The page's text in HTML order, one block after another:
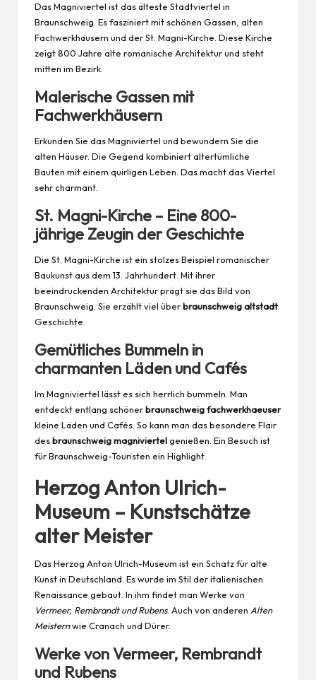
Das Magniviertel ist das älteste Stadtviertel in
Braunschweig. Es fasziniert mit schönen Gassen, alten
Fachwerkhäusern und der St. Magni-Kirche. Diese Kirche
zeigt 800 Jahre alte romanische Architektur und steht
mitten im Bezirk.
Malerische Gassen mit
Fachwerkhäusern
Erkunden Sie das Magniviertel und bewundern Sie die
alten Häuser. Die Gegend kombiniert altertümliche
Bauten mit einem quirligen Leben. Das macht das Viertel
sehr charmant.
St. Magni-Kirche – Eine 800-
jährige Zeugin der Geschichte
Die St. Magni-Kirche ist ein stolzes Beispiel romanischer
Baukunst aus dem 13. Jahrhundert. Mit ihrer
beeindruckenden Architektur prägt sie das Bild von
Braunschweig. Sie erzählt viel überbraunschweig altstadt
Geschichte.
Gemütliches Bummeln in
charmanten Läden und Cafés
Im Magniviertel lässt es sich herrlich bummeln. Man
entdeckt entlang schönerbraunschweig fachwerkhaeuser
kleine Läden und Cafés. So kann man das besondere Flair
desbraunschweig magniviertelgenießen. Ein Besuch ist
für Braunschweig-Touristen ein Highlight.
Herzog Anton Ulrich-
Museum – Kunstschätze
alter Meister
Das Herzog Anton Ulrich-Museum ist ein Schatz für alte
Kunst in Deutschland. Es wurde im Stil der italienischen
Renaissance gebaut. In ihm findet man Werke von
Vermeer, Rembrandt und Rubens. Auch von anderen Alten
Meisternwie Cranach und Dürer.
Werke von Vermeer, Rembrandt
und Rubens